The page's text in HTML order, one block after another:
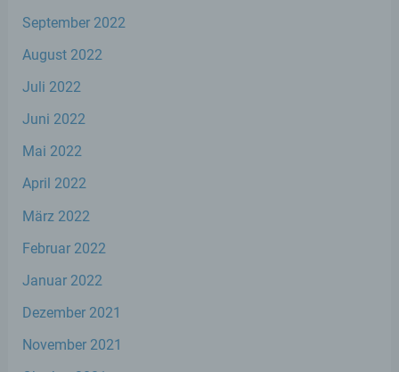
September 2022
August 2022
Juli 2022
Juni 2022
Mai 2022
April 2022
März 2022
Februar 2022
Januar 2022
Dezember 2021
November 2021
Verarbeitung Verantwortlicher
Verantwortlicher ist die natürliche oder
und Mittel der Verarbeitung von
Sind die Zwecke und Mittel dieser
Verarbeitung durch das Unionsrecht oder
das Recht der Mitgliedstaaten vorgegeben,
so kann der Verantwortliche
Kriterien seiner Benennung nach dem
Mitgliedstaaten vorgesehen werden.